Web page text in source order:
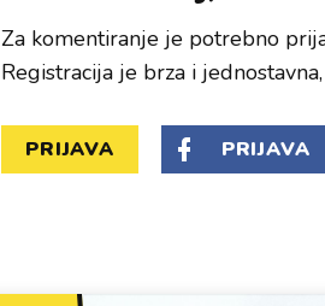
Za komentiranje je potrebno
Registracija je brza i
PRIJAVA PRIJAVA